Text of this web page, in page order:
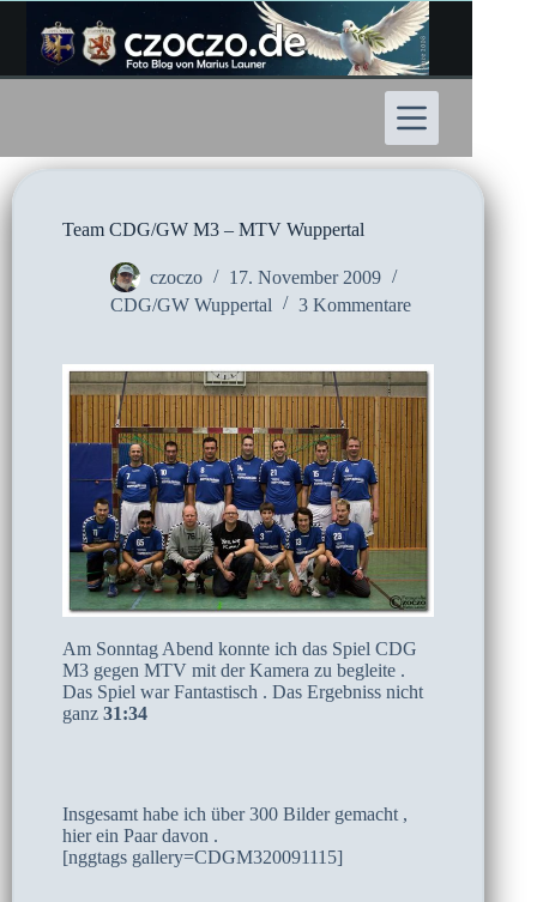
Inhalt
springen
Team CDG/GW M3 – MTV Wuppertal
czoczo
17. November 2009
CDG/GW Wuppertal
3 Kommentare
Am Sonntag Abend konnte ich das Spiel CDG
M3 gegen MTV mit der Kamera zu begleite .
Das Spiel war Fantastisch . Das Ergebniss nicht
ganz 31:34
Insgesamt habe ich über 300 Bilder gemacht ,
hier ein Paar davon .
[nggtags gallery=CDGM320091115]